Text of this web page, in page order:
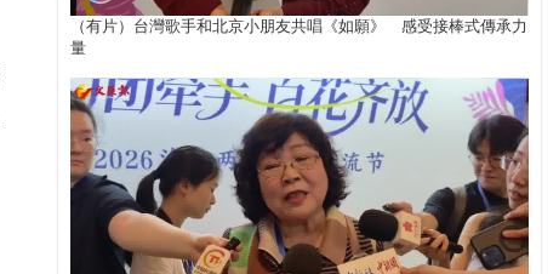
（有片）台灣歌手和北京小朋友共唱《如願》 感受接棒式傳承力
量